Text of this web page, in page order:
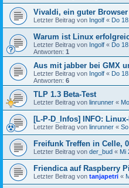
Vivaldi, ein guter Browser
Letzter Beitrag von Ingolf « Do
Warum ist Linux
Letzter Beitrag von Ingolf « Do
Antworten: 1
Aus mit jabber bei GMX
Letzter Beitrag von Ingolf « Do
Antworten: 6
TLP 1.3 Beta-Test
Letzter Beitrag von linrunner «
[L-P-D_Infos] INFO:
Letzter Beitrag von linrunner «
Freifunk Treffen in Celle,
Letzter Beitrag von der_bud « Mi
Friendica auf Raspberry Pi
Letzter Beitrag von tanjapetri «